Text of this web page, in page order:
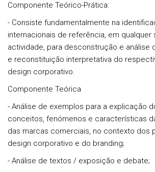
Componente Teórico-Prática:
- Consiste fundamentalmente na
internacionais de referência, em qualquer
actividade, para desconstrução e análise
e reconstituição interpretativa do
design corporativo.
Componente Teórica
- Análise de exemplos para a explicação
conceitos, fenómenos e características
das marcas comerciais, no contexto dos
design corporativo e do branding;
- Análise de textos / exposição e debate;